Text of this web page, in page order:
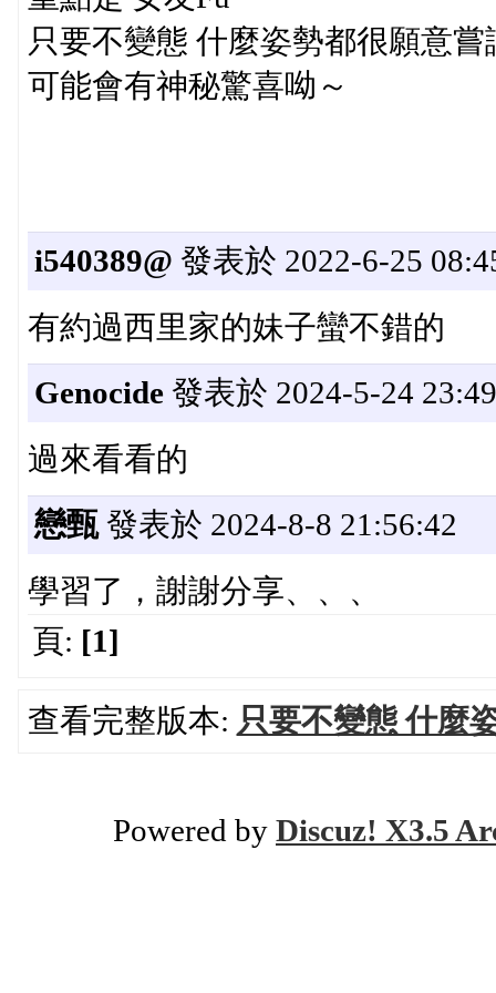
只要不變態 什麼姿勢都很願意嘗
可能會有神秘驚喜呦～
i540389@ 發表於 2022-6-25
有約過西里家的妹子蠻不錯的
Genocide發表於 2024-5-24
過來看看的
戀甄發表於 2024-8-8 21:56:42
學習了，謝謝分享、、、
頁: [1]
查看完整版本: 只要不變態 什麼
Powered by Discuz! X3.5